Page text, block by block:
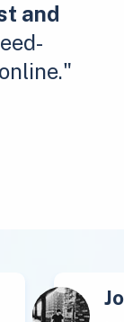
and